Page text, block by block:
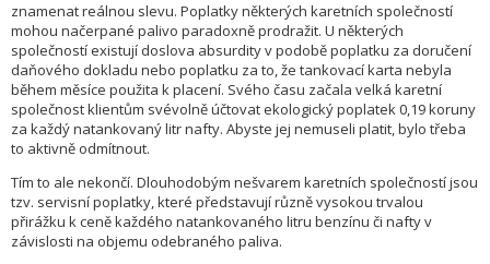
znamenat reálnou slevu. Poplatky některých karetních společností
mohou načerpané palivo paradoxně prodražit. U některých
společností existují doslova absurdity v podobě poplatku za doručení
daňového dokladu nebo poplatku za to, že tankovací karta nebyla
během měsíce použita k placení. Svého času začala velká karetní
společnost klientům svévolně účtovat ekologický poplatek 0,19 koruny
za každý natankovaný litr nafty. Abyste jej nemuseli platit, bylo třeba
to aktivně odmítnout.
Tím to ale nekončí. Dlouhodobým nešvarem karetních společností jsou
tzv. servisní poplatky, které představují různě vysokou trvalou
přirážku k ceně každého natankovaného litru benzínu či nafty v
závislosti na objemu odebraného paliva.